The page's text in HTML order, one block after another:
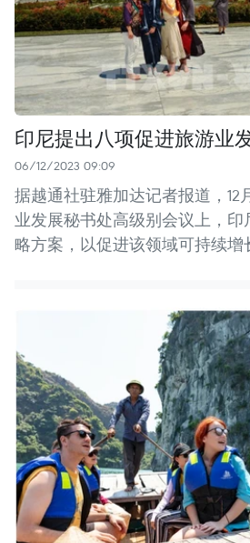
印尼提出八项促进旅游业
06/12/2023 09:09
据越通社驻雅加达记者报道，12
业发展秘书处高级别会议上，
略方案，以促进该领域可持续增